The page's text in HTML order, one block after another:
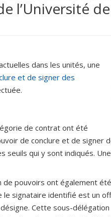
l’Université
dans les unités, une
et de signer des
de contrat ont été
de conclure et de signer
seuils qui y sont indiqués.
pouvoirs ont également
signataire identifié est un
Cette sous-